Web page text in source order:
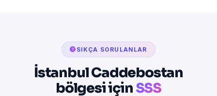
SIKÇA SORULANLAR
İstanbul Caddebostan
bölgesi için SSS